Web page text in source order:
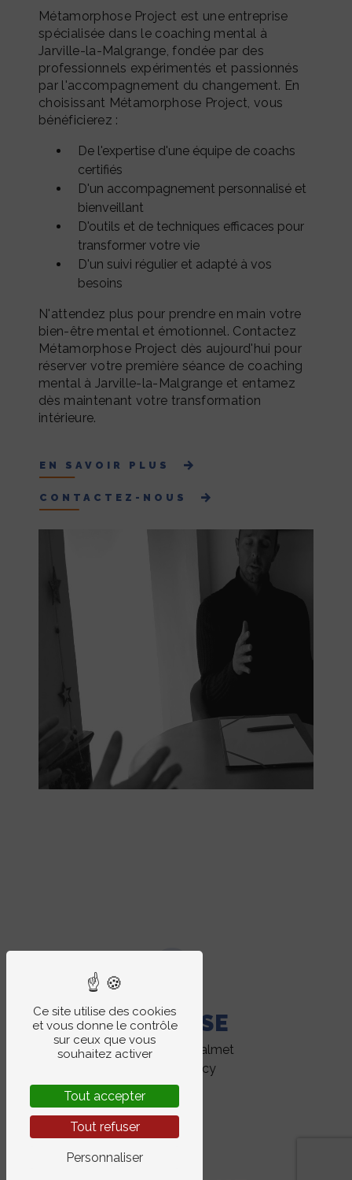
Métamorphose Project est une entreprise
spécialisée dans le coaching mental à
Jarville-la-Malgrange, fondée par des
professionnels expérimentés et passionnés
par l'accompagnement du changement. En
choisissant Métamorphose Project, vous
bénéficierez :
De l'expertise d'une équipe de coachs
certifiés
D'un accompagnement personnalisé et
bienveillant
D'outils et de techniques efficaces pour
transformer votre vie
D'un suivi régulier et adapté à vos
besoins
N'attendez plus pour prendre en main votre
bien-être mental et émotionnel. Contactez
Métamorphose Project dès aujourd'hui pour
réserver votre première séance de coaching
mental à Jarville-la-Malgrange et entamez
dès maintenant votre transformation
intérieure.
EN SAVOIR PLUS
CONTACTEZ-NOUS
ADRESSE
13 Rue Dom Calmet
54000 Nancy
Ce site utilise des cookies
et vous donne le contrôle
sur ceux que vous
souhaitez activer
Tout accepter
Tout refuser
Personnaliser